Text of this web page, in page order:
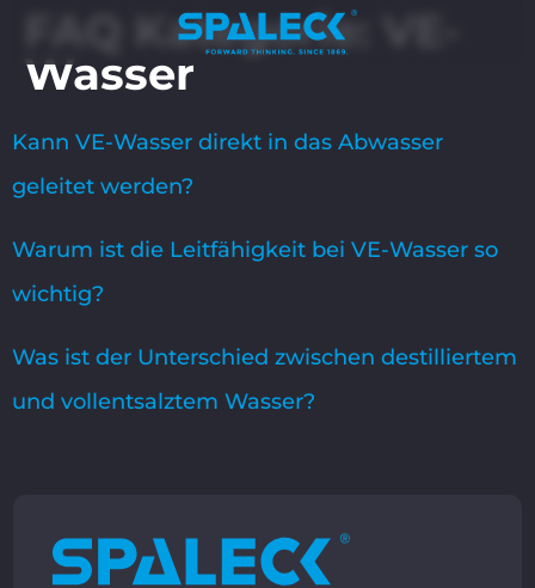
FAQ Kategorie:
VE-
Wasser
Kann VE-Wasser direkt in das Abwasser
geleitet werden?
Warum ist die Leitfähigkeit bei VE-Wasser so
wichtig?
Was ist der Unterschied zwischen destilliertem
und vollentsalztem Wasser?